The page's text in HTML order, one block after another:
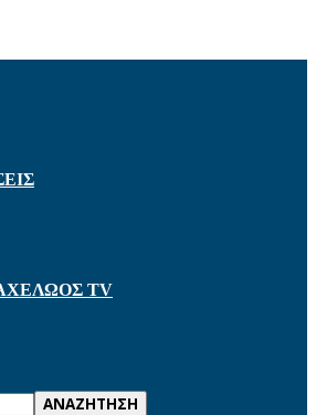
TV